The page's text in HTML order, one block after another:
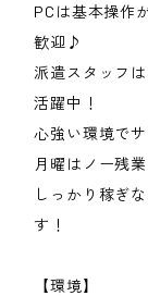
PCは基本操作
歓迎♪
派遣スタッフ
活躍中！
心強い環境で
月曜はノー残
しっかり稼ぎ
す！
【環境】